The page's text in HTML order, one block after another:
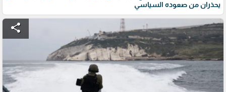
يحذران من صعوده السياسي
share